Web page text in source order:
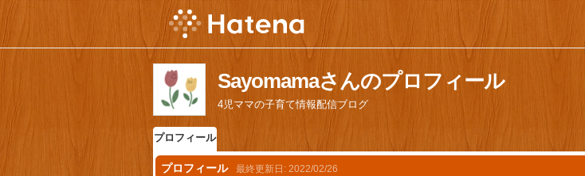
Sayomamaさんのプロフィール
4児ママの子育て情報配信ブログ
プロフィール
プロフィール 最終更新日: 2022/02/26